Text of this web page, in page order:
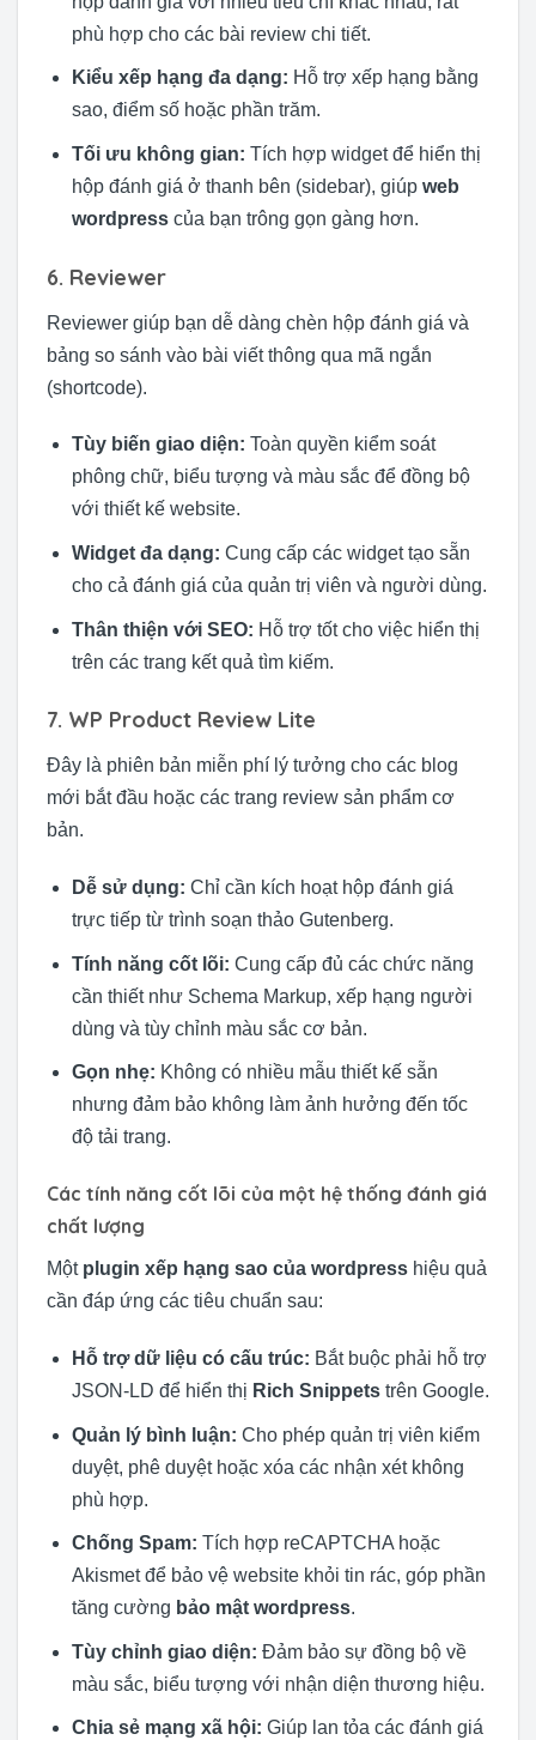
phù hợp cho các bài review chi tiết.
Kiểu xếp hạng đa dạng: Hỗ trợ xếp hạng bằng
sao, điểm số hoặc phần trăm.
Tối ưu không gian: Tích hợp widget để hiển thị
hộp đánh giá ở thanh bên (sidebar), giúp web
wordpresscủa bạn trông gọn gàng hơn.
6. Reviewer
Reviewer giúp bạn dễ dàng chèn hộp đánh giá và
bảng so sánh vào bài viết thông qua mã ngắn
(shortcode).
Tùy biến giao diện: Toàn quyền kiểm soát
phông chữ, biểu tượng và màu sắc để đồng bộ
với thiết kế website.
Widget đa dạng: Cung cấp các widget tạo sẵn
cho cả đánh giá của quản trị viên và người dùng.
Thân thiện với SEO: Hỗ trợ tốt cho việc hiển thị
trên các trang kết quả tìm kiếm.
7. WP Product Review Lite
Đây là phiên bản miễn phí lý tưởng cho các blog
mới bắt đầu hoặc các trang review sản phẩm cơ
bản.
Dễ sử dụng: Chỉ cần kích hoạt hộp đánh giá
trực tiếp từ trình soạn thảo Gutenberg.
Tính năng cốt lõi: Cung cấp đủ các chức năng
cần thiết như Schema Markup, xếp hạng người
dùng và tùy chỉnh màu sắc cơ bản.
Gọn nhẹ: Không có nhiều mẫu thiết kế sẵn
nhưng đảm bảo không làm ảnh hưởng đến tốc
độ tải trang.
Các tính năng cốt lõi của một hệ thống đánh giá
chất lượng
Một plugin xếp hạng sao của wordpress hiệu quả
cần đáp ứng các tiêu chuẩn sau:
Hỗ trợ dữ liệu có cấu trúc: Bắt buộc phải hỗ trợ
JSON-LD để hiển thị Rich Snippetstrên Google.
Quản lý bình luận: Cho phép quản trị viên kiểm
duyệt, phê duyệt hoặc xóa các nhận xét không
phù hợp.
Chống Spam: Tích hợp reCAPTCHA hoặc
Akismet để bảo vệ website khỏi tin rác, góp phần
tăng cường bảo mật wordpress.
Tùy chỉnh giao diện: Đảm bảo sự đồng bộ về
màu sắc, biểu tượng với nhận diện thương hiệu.
Chia sẻ mạng xã hội: Giúp lan tỏa các đánh giá